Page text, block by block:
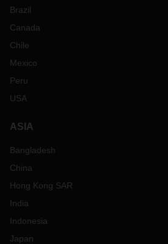
Brazil
Canada
Chile
Mexico
Peru
USA
ASIA
Bangladesh
China
Hong Kong SAR
India
Indonesia
Japan